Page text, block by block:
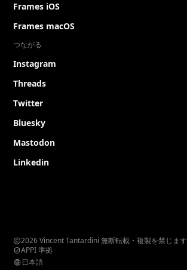
Frames iOS
Frames macOS
つながる
Instagram
Threads
Twitter
Bluesky
Mastodon
Linkedin
2026 Vincent Tantardini 無断転載・複製を禁じます
APPI 準拠
日本語